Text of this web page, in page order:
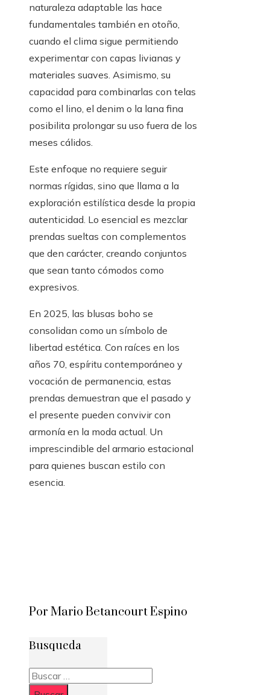
naturaleza adaptable las hace
fundamentales también en otoño,
cuando el clima sigue permitiendo
experimentar con capas livianas y
materiales suaves. Asimismo, su
capacidad para combinarlas con telas
como el lino, el denim o la lana fina
posibilita prolongar su uso fuera de los
meses cálidos.
Este enfoque no requiere seguir
normas rígidas, sino que llama a la
exploración estilística desde la propia
autenticidad. Lo esencial es mezclar
prendas sueltas con complementos
que den carácter, creando conjuntos
que sean tanto cómodos como
expresivos.
En 2025, las blusas boho se
consolidan como un símbolo de
libertad estética. Con raíces en los
años 70, espíritu contemporáneo y
vocación de permanencia, estas
prendas demuestran que el pasado y
el presente pueden convivir con
armonía en la moda actual. Un
imprescindible del armario estacional
para quienes buscan estilo con
esencia.
Por Mario Betancourt Espino
Busqueda
Buscar: